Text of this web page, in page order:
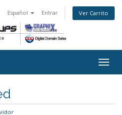
Español Entrar Ver Carrito